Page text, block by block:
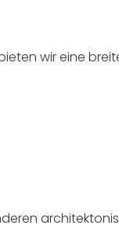
wir eine